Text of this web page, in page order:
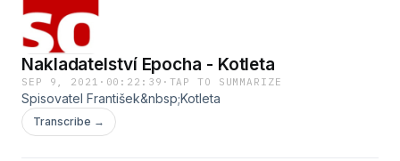
Nakladatelství Epocha - Kotleta
SEP 9, 2021 · 00:22:39 · TAP TO SUMMARIZE
Spisovatel František&nbsp;Kotleta
Transcribe →